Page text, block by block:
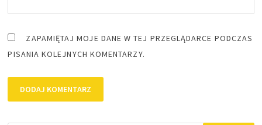
ZAPAMIĘTAJ MOJE DANE W TEJ PRZEGLĄDARCE PODCZAS
PISANIA KOLEJNYCH KOMENTARZY.